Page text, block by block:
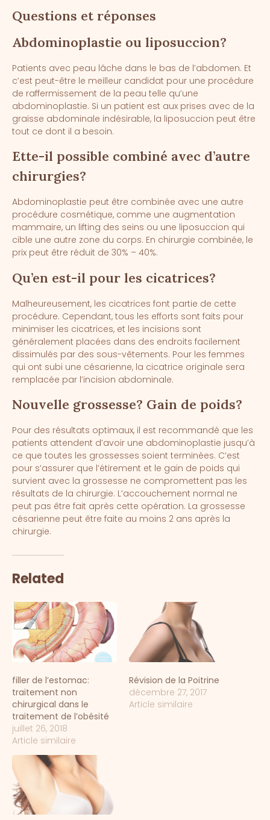
Questions et réponses
Abdominoplastie ou liposuccion?
Patients avec peau lâche dans le bas de l’abdomen. Et
c’est peut-être le meilleur candidat pour une procédure
de raffermissement de la peau telle qu’une
abdominoplastie. Si un patient est aux prises avec de la
graisse abdominale indésirable, la liposuccion peut être
tout ce dont il a besoin.
Ette-il possible combiné avec d’autre
chirurgies?
Abdominoplastie peut être combinée avec une autre
procédure cosmétique, comme une augmentation
mammaire, un lifting des seins ou une liposuccion qui
cible une autre zone du corps. En chirurgie combinée, le
prix peut être réduit de 30% – 40%.
Qu’en est-il pour les cicatrices?
Malheureusement, les cicatrices font partie de cette
procédure. Cependant, tous les efforts sont faits pour
minimiser les cicatrices, et les incisions sont
généralement placées dans des endroits facilement
dissimulés par des sous-vêtements. Pour les femmes
qui ont subi une césarienne, la cicatrice originale sera
remplacée par l’incision abdominale.
Nouvelle grossesse? Gain de poids?
Pour des résultats optimaux, il est recommandé que les
patients attendent d’avoir une abdominoplastie jusqu’à
ce que toutes les grossesses soient terminées. C’est
pour s’assurer que l’étirement et le gain de poids qui
survient avec la grossesse ne compromettent pas les
résultats de la chirurgie. L’accouchement normal ne
peut pas être fait après cette opération. La grossesse
césarienne peut être faite au moins 2 ans après la
chirurgie.
Related
filler de l’estomac:
traitement non
chirurgical dans le
traitement de l’obésité
juillet 26, 2018
Article similaire
Révision de la Poitrine
décembre 27, 2017
Article similaire